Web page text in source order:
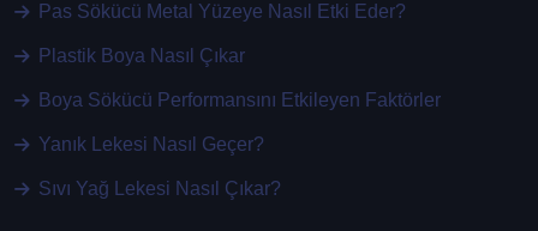
Pas Sökücü Metal Yüzeye Nasıl Etki Eder?
Plastik Boya Nasıl Çıkar
Boya Sökücü Performansını Etkileyen Faktörler
Yanık Lekesi Nasıl Geçer?
Sıvı Yağ Lekesi Nasıl Çıkar?